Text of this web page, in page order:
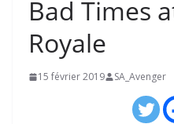
Bad Times
Royale
15 février 2019 SA_Avenger